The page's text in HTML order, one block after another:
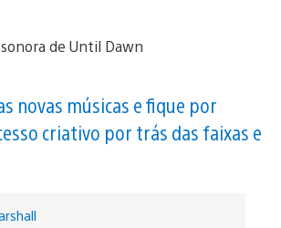
novas músicas e fique por
criativo por trás das faixas e